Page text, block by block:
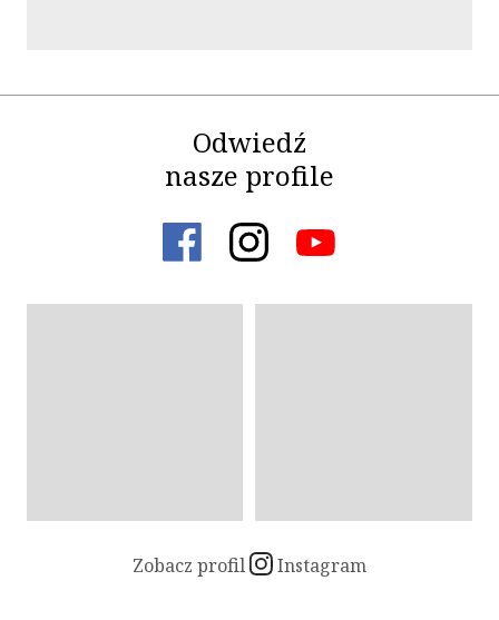
Odwiedź
nasze profile
Zobacz profil Instagram